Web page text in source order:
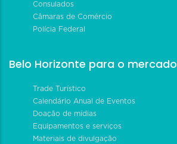
Consulados
Câmaras de Comércio
Polícia Federal
Belo Horizonte para o mercado
Trade Turístico
Calendário Anual de Eventos
Doação de mídias
Equipamentos e serviços
Materiais de divulgação